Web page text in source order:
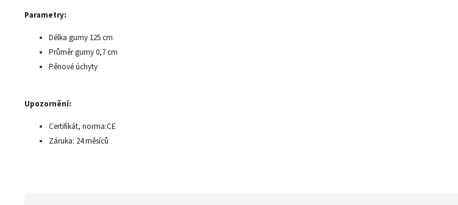
Parametry:
Délka gumy 125 cm
Průměr gumy 0,7 cm
Pěnové úchyty
Upozornění:
Certifikát, norma:CE
Záruka: 24 měsíců